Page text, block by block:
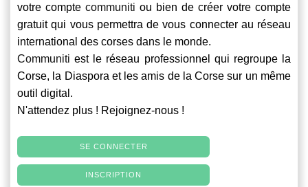
votre compte communiti ou bien de créer votre compte
gratuit qui vous permettra de vous connecter au réseau
international des corses dans le monde.
Communiti est le réseau professionnel qui regroupe la
Corse, la Diaspora et les amis de la Corse sur un même
outil digital.
N'attendez plus ! Rejoignez-nous !
SE CONNECTER
INSCRIPTION